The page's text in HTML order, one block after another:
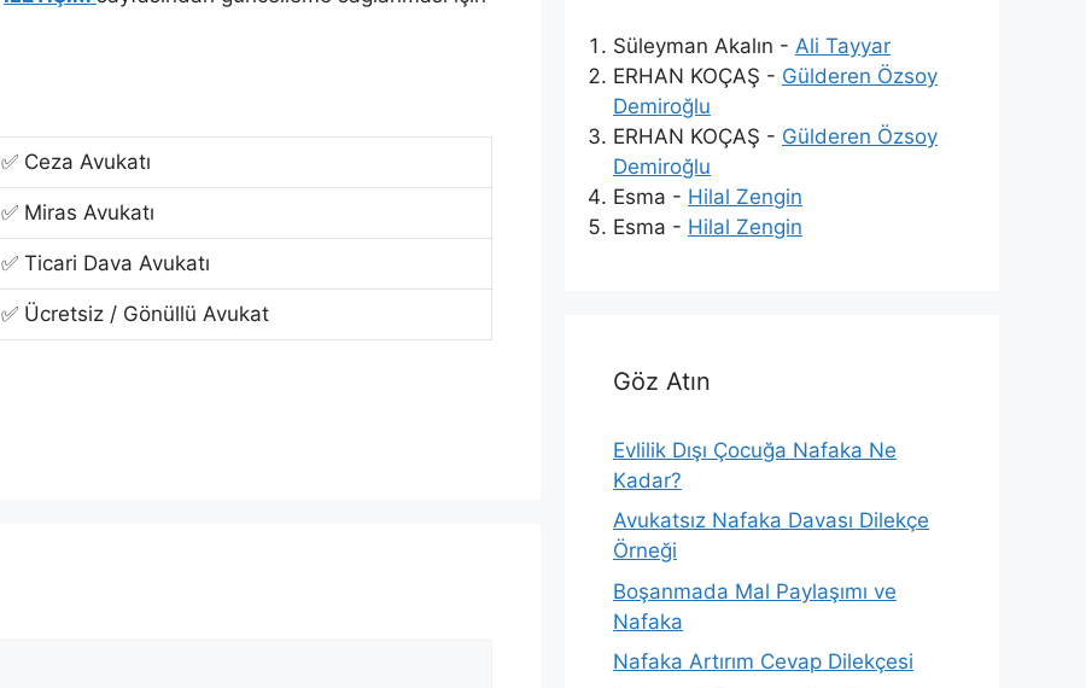
✅ Ceza Avukatı
✅ Miras Avukatı
✅ Ticari Dava Avukatı
✅ Ücretsiz / Gönüllü Avukat
Süleyman Akalın - Ali Tayyar
ERHAN KOÇAŞ - Gülderen Özsoy
Demiroğlu
ERHAN KOÇAŞ - Gülderen Özsoy
Demiroğlu
Esma - Hilal Zengin
Esma - Hilal Zengin
Göz Atın
Evlilik Dışı Çocuğa Nafaka Ne
Kadar?
Avukatsız Nafaka Davası Dilekçe
Örneği
Boşanmada Mal Paylaşımı ve
Nafaka
Nafaka Artırım Cevap Dilekçesi